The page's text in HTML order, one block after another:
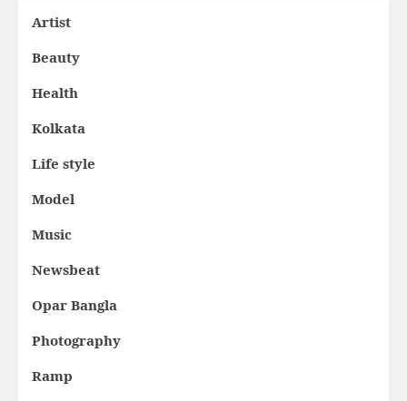
Artist
Beauty
Health
Kolkata
Life style
Model
Music
Newsbeat
Opar Bangla
Photography
Ramp